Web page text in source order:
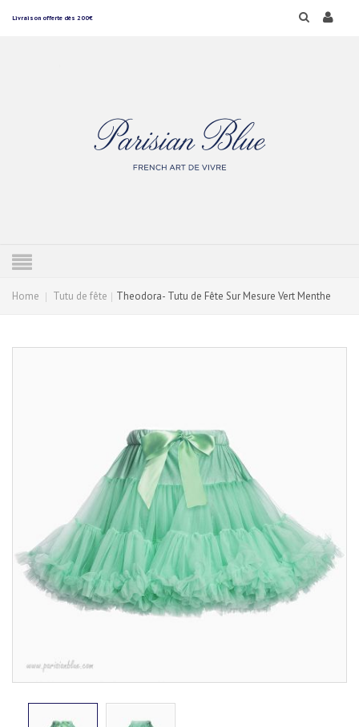
Livraison offerte dès 200€
Home Tutu de fête Theodora- Tutu de Fête Sur Mesure Vert Menthe